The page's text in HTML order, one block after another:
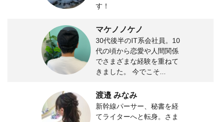
す！
マケノノケノ
30代後半のIT系会社員。10
代の頃から恋愛や人間関係
でさまざまな経験を重ねて
きました。 今でこそ...
渡邉 みなみ
新幹線パーサー、秘書を経
てライターへと転身。さま